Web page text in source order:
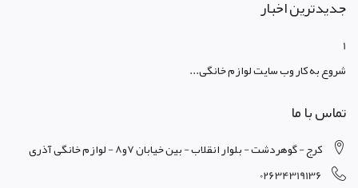
جدیدترین اخبار
1
شروع به کار وب سایت لوازم خانگی...
تماس با ما
کرج - گوهردشت - بلوار انقلاب - بین خیابان 7و8 - لوازم خانگی آذری
02634319136